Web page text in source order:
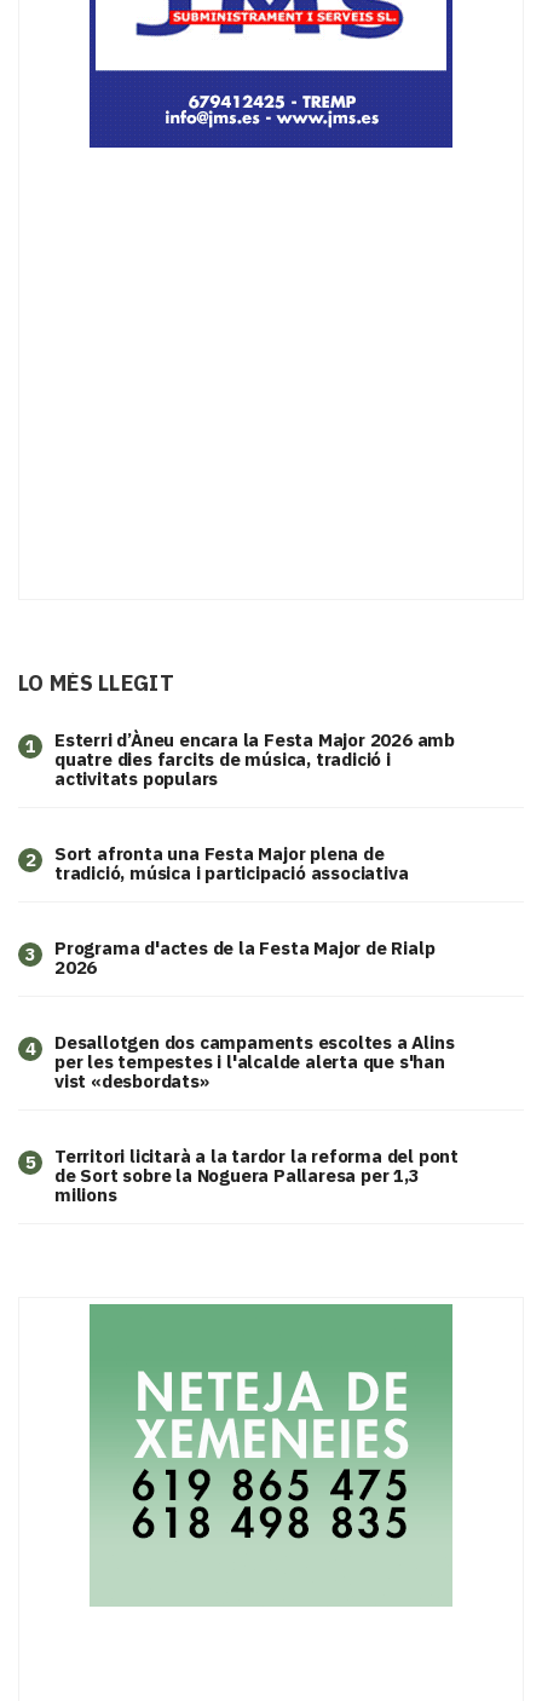
LO MÉS LLEGIT
1
Esterri d’Àneu encara la Festa Major 2026 amb
quatre dies farcits de música, tradició i
activitats populars
2
Sort afronta una Festa Major plena de
tradició, música i participació associativa
3
Programa d'actes de la Festa Major de Rialp
2026
4
​Desallotgen dos campaments escoltes a Alins
per les tempestes i l'alcalde alerta que s'han
vist «desbordats»
5
Territori licitarà a la tardor la reforma del pont
de Sort sobre la Noguera Pallaresa per 1,3
milions